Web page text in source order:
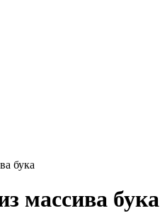
бука
массива бука